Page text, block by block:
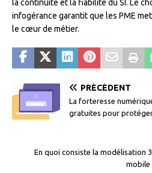
la continuité et la fiabilité du SI. Le
infogérance garantit que les PME
le cœur de métier.
PRÉCÉDENT
La forteresse
gratuites pour
En quoi consiste la modélisation
mobile